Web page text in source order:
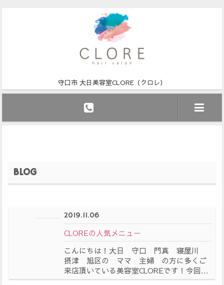
守口市 大日美容室CLORE（クロレ）
BLOG
2019.11.06
CLOREの人気メニュー
こんにちは！大日 守口 門真 寝屋川
摂津 旭区の ママ 主婦 の方に多くご
来店頂いている美容室CLOREです！今回...